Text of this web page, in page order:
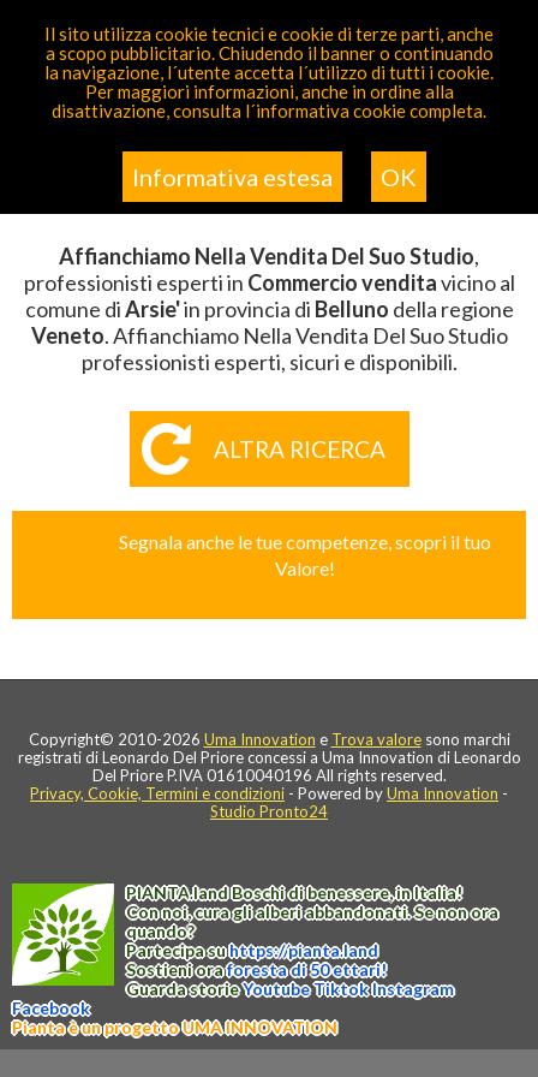
PARTECIPA GRATIS
Sei QuiElenco>Commercio Vendita> Affianchiamo
Nella Vendita Del Suo Studio>Veneto>Belluno >Arsie'
DEL SUO STUDIO ARSIE'
Affianchiamo Nella Vendita Del Suo Studio,
professionisti esperti in Commercio venditavicino al
comune diArsie'in provincia di Belluno della regione
Veneto. Affianchiamo Nella Vendita Del Suo Studio
professionisti esperti, sicuri e disponibili.
ALTRA RICERCA
Segnala anche le tue competenze, scopri il tuo
Valore!
Copyright© 2010-2026 Uma Innovation e Trova valoresono marchi
registrati di Leonardo Del Priore concessi a Uma Innovation di Leonardo
Del Priore P.IVA 01610040196 All rights reserved.
Privacy, Cookie, Termini e condizioni - Powered byUma Innovation -
Studio Pronto24
PIANTA.landBoschi di benessere, in Italia!
Con noi, cura gli alberi abbandonati. Se non ora
quando?
Partecipa suhttps://pianta.land
Sostieni oraforesta di 50 ettari!
Guarda storieYoutubeTiktokInstagram
Facebook
Pianta è un progetto UMA INNOVATION
Il sito utilizza cookie tecnici e cookie di terze parti, anche
a scopo pubblicitario. Chiudendo il banner o continuando
la navigazione, l´utente accetta l´utilizzo di tutti i cookie.
Per maggiori informazioni, anche in ordine alla
disattivazione, consulta l´informativa cookie completa.
Informativa estesa OK